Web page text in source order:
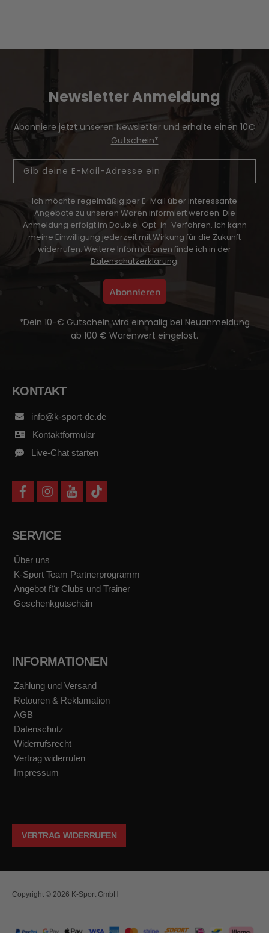
Newsletter Anmeldung
Abonniere jetzt unseren Newsletter und erhalte einen 10€
Gutschein*
Email
Ich möchte regelmäßig per E-Mail über interessante
Angebote zu unseren Waren informiert werden. Die
Anmeldung erfolgt im Double-Opt-in-Verfahren. Ich kann
meine Einwilligung jederzeit mit Wirkung für die Zukunft
widerrufen. Weitere Informationen finde ich in der
Datenschutzerklärung.
Abonnieren
*Dein 10-€ Gutschein wird einmalig bei Neuanmeldung
ab 100 € Warenwert eingelöst.
KONTAKT
info@k-sport-de.de
Kontaktformular
Live-Chat starten
f
a
b
o
k
i
n
a
g
m
y
o
t
i
SERVICE
Über uns
K-Sport Team Partnerprogramm
Angebot für Clubs und Trainer
Geschenkgutschein
INFORMATIONEN
Zahlung und Versand
Retouren & Reklamation
AGB
Datenschutz
Widerrufsrecht
Vertrag widerrufen
Impressum
VERTRAG WIDERRUFEN
Copyright © 2026 K-Sport GmbH